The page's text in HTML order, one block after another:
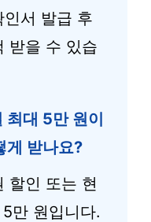
서 발급 후
받을 수 있습
최대 5만 원이
게 받나요?
할인 또는 현
만 원입니다.